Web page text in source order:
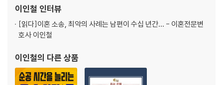
TIP 3 | 막장으로 가는 길
수렁에 빠진 남편, 건질까 말까?
지옥의 굴레를 벗어나려면
피는 물보다 진할까?
사로서 가사
이인철 인터뷰
[읽다]이혼 소송, 최악의 사례는 남편이 수십 년간… - 이혼전문변
호사 이인철
이인철의 다른 상품